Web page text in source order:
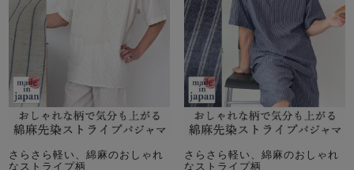
さらさら軽い、綿麻のおしゃれ
なストライプ柄
さらさら軽い、綿麻のおしゃれ
なストライプ柄